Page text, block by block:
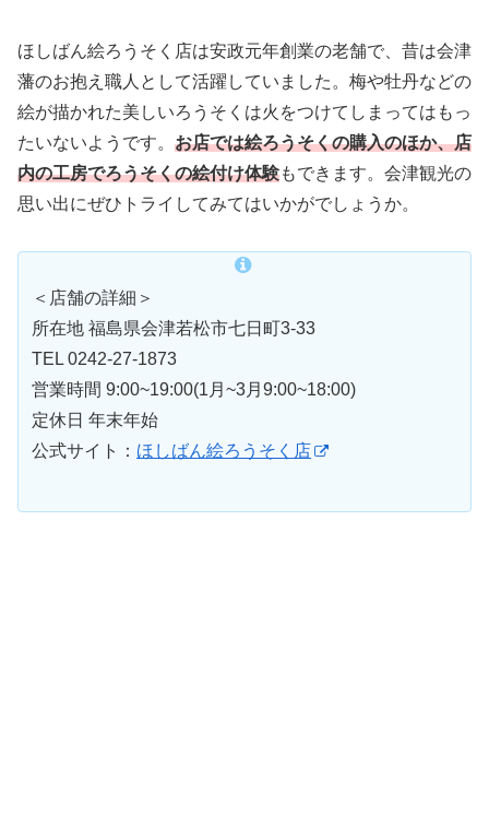
ほしばん絵ろうそく店は安政元年創業の老舗で、昔は会津
藩のお抱え職人として活躍していました。梅や牡丹などの
絵が描かれた美しいろうそくは火をつけてしまってはもっ
たいないようです。 お店では絵ろうそくの購入のほか、店
内の工房でろうそくの絵付け体験もできます。会津観光の
思い出にぜひトライしてみてはいかがでしょうか。
＜店舗の詳細＞
所在地 福島県会津若松市七日町3-33
TEL 0242-27-1873
営業時間 9:00~19:00(1月~3月9:00~18:00)
定休日 年末年始
公式サイト： ほしばん絵ろうそく店